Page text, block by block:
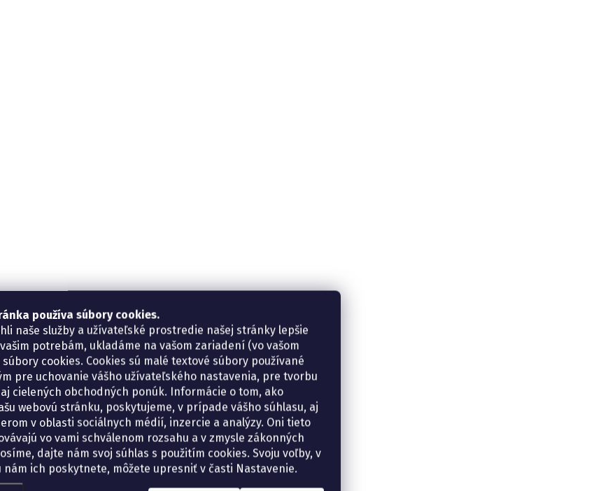
používa súbory cookies.
naše služby a užívateľské prostredie našej stránky lepšie
potrebám, ukladáme na vašom zariadení (vo vašom
cookies. Cookies sú malé textové súbory používané
pre uchovanie vášho užívateľského nastavenia, pre tvorbu
cielených obchodných ponúk. Informácie o tom, ako
webovú stránku, poskytujeme, v prípade vášho súhlasu, aj
v oblasti sociálnych médií, inzercie a analýzy. Oni tieto
vo vami schválenom rozsahu a v zmysle zákonných
dajte nám svoj súhlas s použitím cookies. Svoju voľby, v
nám ich poskytnete, môžete upresniť v časti Nastavenie.